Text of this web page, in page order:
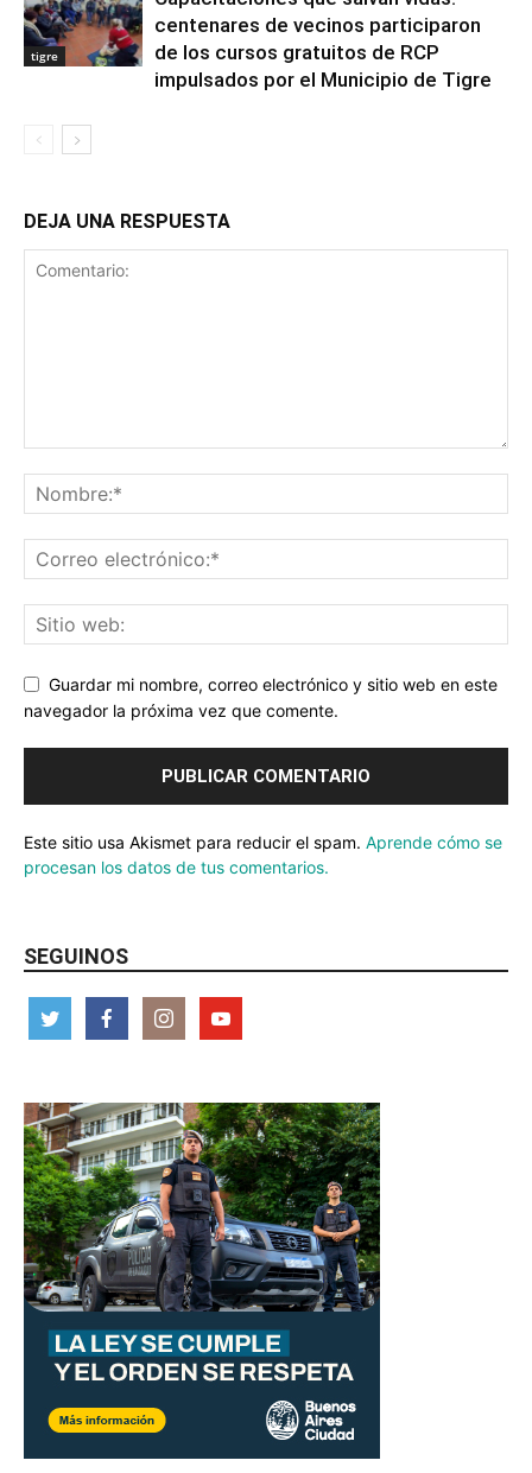
tigre
centenares de vecinos participaron
de los cursos gratuitos de RCP
impulsados por el Municipio de Tigre
DEJA UNA RESPUESTA
Guardar mi nombre, correo electrónico y sitio web en este
navegador la próxima vez que comente.
Este sitio usa Akismet para reducir el spam. Aprende cómo se
procesan los datos de tus comentarios.
SEGUINOS